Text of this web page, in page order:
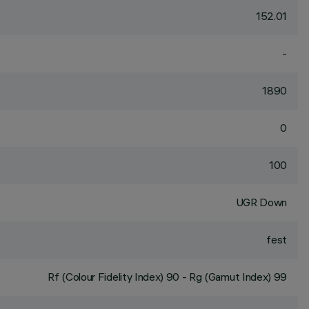
152.01
-
1890
0
100
UGR Down
fest
Rf (Colour Fidelity Index) 90 - Rg (Gamut Index) 99